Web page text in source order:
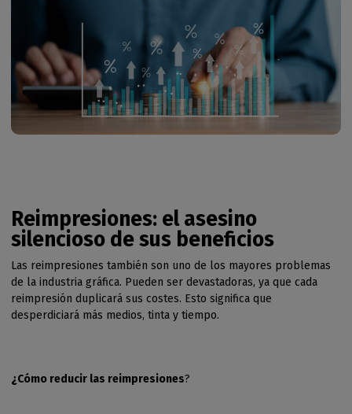
Reimpresiones: el asesino
silencioso de sus beneficios
Las reimpresiones también son uno de los mayores problemas
de la industria gráfica. Pueden ser devastadoras, ya que cada
reimpresión duplicará sus costes. Esto significa que
desperdiciará más medios, tinta y tiempo.
¿Cómo reducir las reimpresiones?